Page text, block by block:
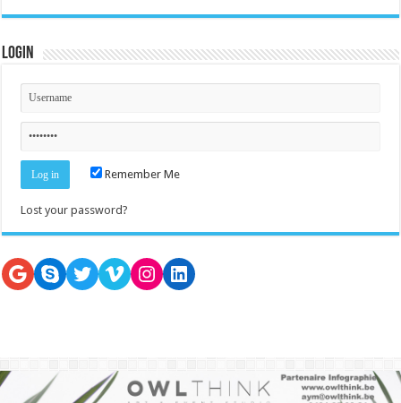
Login
Remember Me
Lost your password?
Google
SkypeTwitter
VimeoInstagram
LinkedIn